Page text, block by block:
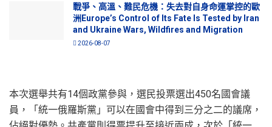
戰爭、高溫、難民危機：失去對自身命運掌控的歐
洲Europe’s Control of Its Fate Is Tested by Iran
and Ukraine Wars, Wildfires and Migration
2026-08-07
本次選舉共有14個政黨參與，選民投票選出450名國會議
員，「統一俄羅斯黨」可以在國會中得到三分之二的議席，